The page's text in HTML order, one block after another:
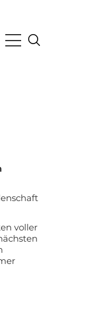
voller